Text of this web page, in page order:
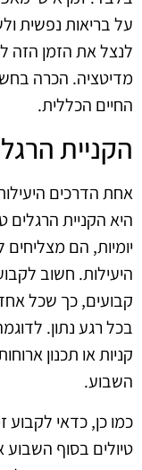
על בריאות נפשית
לנצל את הזמן הזה
מדיטציה. הכרה
החיים הכללית.
הקניית
אחת הדרכים
היא הקניית
יומיות, הם
היעילות. חשוב
קבועים, כך שכל
בכל רגע נתון.
קניות או תכנון
השבוע.
כמו כן, כדאי לקבוע
טיולים בסוף השבוע